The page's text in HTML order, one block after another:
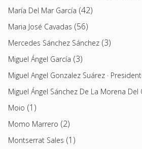
María Del Mar García (42)
Maria José Cavadas (56)
Mercedes Sánchez Sánchez (3)
Miguel Ángel García (3)
Miguel Angel Gonzalez Suárez ·
Miguel Ángel Sánchez De La Morena Del
Moio (1)
Momo Marrero (2)
Montserrat Sales (1)